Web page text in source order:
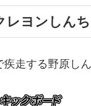
レヨンしん
走する野原しん